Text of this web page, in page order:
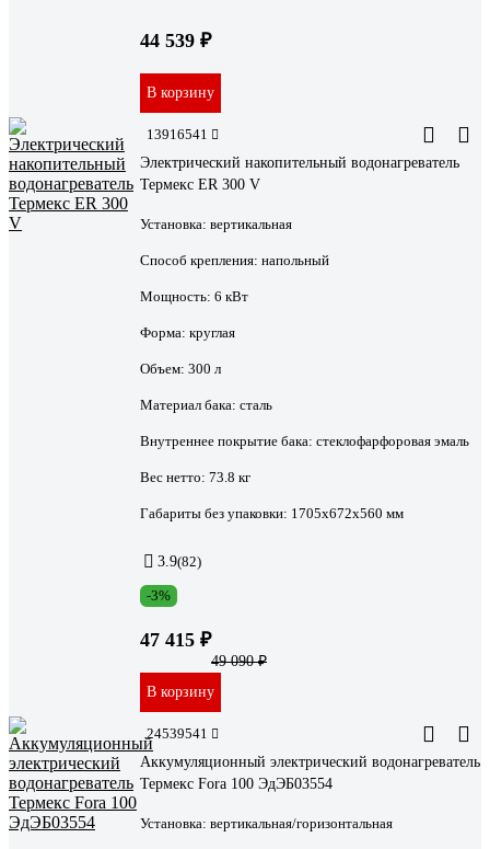
44 539 ₽
В корзину
13916541
Электрический накопительный водонагреватель
Термекс ER 300 V
Установка: вертикальная
Способ крепления: напольный
Мощность: 6 кВт
Форма: круглая
Объем: 300 л
Материал бака: сталь
Внутреннее покрытие бака: стеклофарфоровая эмаль
Вес нетто: 73.8 кг
Габариты без упаковки: 1705х672х560 мм
3.9(82)
-3%
47 415 ₽
49 090 ₽
В корзину
24539541
Аккумуляционный электрический водонагреватель
Термекс Fora 100 ЭдЭБ03554
Установка: вертикальная/горизонтальная